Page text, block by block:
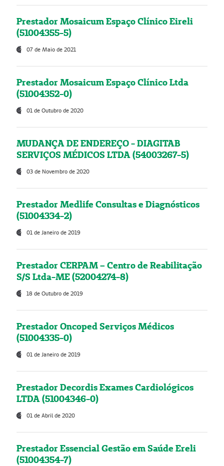
Prestador Mosaicum Espaço Clínico Eireli
(51004355-5)
07 de Maio de 2021
Prestador Mosaicum Espaço Clínico Ltda
(51004352-0)
01 de Outubro de 2020
MUDANÇA DE ENDEREÇO - DIAGITAB
SERVIÇOS MÉDICOS LTDA (54003267-5)
03 de Novembro de 2020
Prestador Medlife Consultas e Diagnósticos
(51004334-2)
01 de Janeiro de 2019
Prestador CERPAM – Centro de Reabilitação
S/S Ltda-ME (52004274-8)
18 de Outubro de 2019
Prestador Oncoped Serviços Médicos
(51004335-0)
01 de Janeiro de 2019
Prestador Decordis Exames Cardiológicos
LTDA (51004346-0)
01 de Abril de 2020
Prestador Essencial Gestão em Saúde Ereli
(51004354-7)